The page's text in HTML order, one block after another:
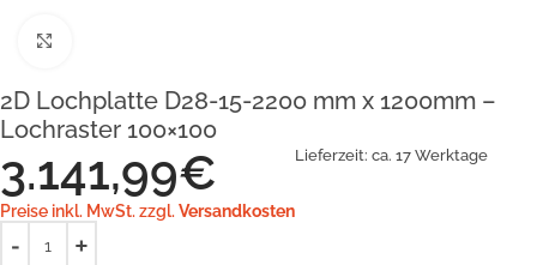
2D Lochplatte D28-15-2200 mm x 1200mm –
Lochraster 100×100
3.141,99€
Preise inkl. MwSt. zzgl. Versandkosten
Lieferzeit: ca. 17 Werktage